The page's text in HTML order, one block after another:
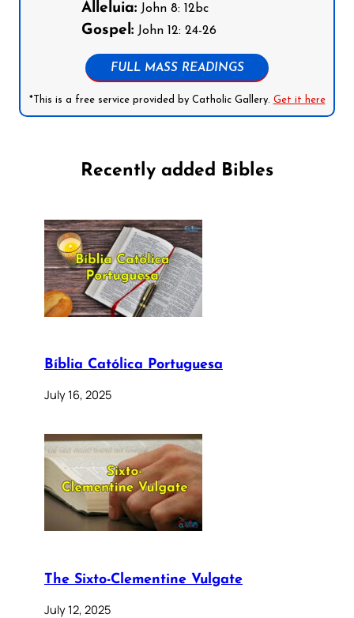
Alleluia: John 8: 12bc
Gospel: John 12: 24-26
FULL MASS READINGS
*This is a free service provided by Catholic Gallery. Get it here
Recently added Bibles
Bíblia Católica Portuguesa
July 16, 2025
The Sixto-Clementine Vulgate
July 12, 2025